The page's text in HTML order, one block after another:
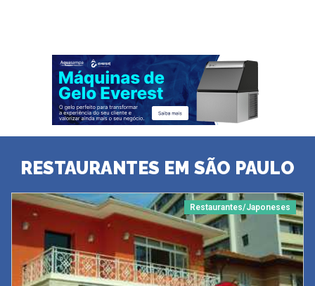
RESTAURANTES EM SÃO PAULO
Restaurantes/Japoneses